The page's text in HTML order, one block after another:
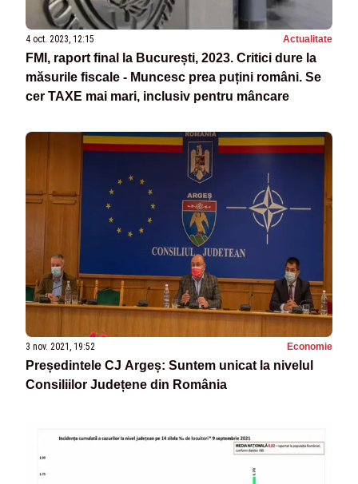
4 oct. 2023, 12:15 Actualitate
FMI, raport final la București, 2023. Critici dure la
măsurile fiscale - Muncesc prea puțini români. Se
cer TAXE mai mari, inclusiv pentru mâncare
3 nov. 2021, 19:52 Economie
Președintele CJ Argeș: Suntem unicat la nivelul
Consiliilor Județene din România